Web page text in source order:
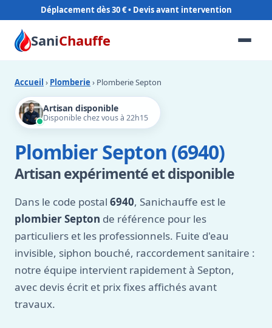
Déplacement dès 30 €
SaniChauffe
Accueil › Plomberie › Plomberie Septon
Artisan disponible
Disponible chez vous à 22h15
Plombier Septon (6940)
Artisan expérimenté et disponible
Dans le code postal 6940, Sanichauffe est le
plombier Septon de référence pour les
particuliers et les professionnels. Fuite d'eau
invisible, siphon bouché, raccordement sanitaire :
notre équipe intervient rapidement à Septon,
avec devis écrit et prix fixes affichés avant
travaux.